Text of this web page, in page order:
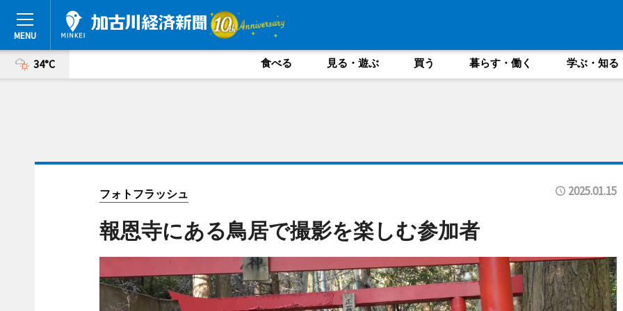
34°C 食べる 見る・遊ぶ 買う 暮らす・働く 学ぶ・知る
フォトフラッシュ 2025.01.15
報恩寺にある鳥居で撮影を楽しむ参加者